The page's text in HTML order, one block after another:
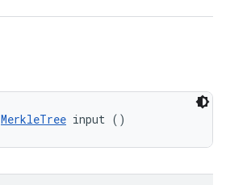
MerkleTree input ()